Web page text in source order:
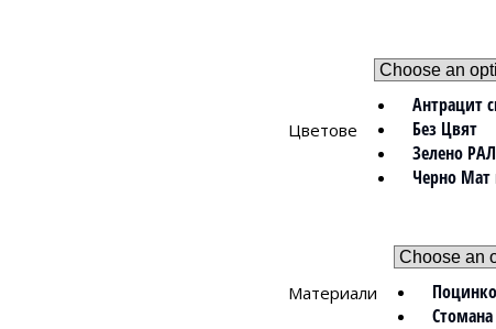
Цветове
Антрацит
Без Цвят
Зелено
Черно Мат
Материали
Стомана